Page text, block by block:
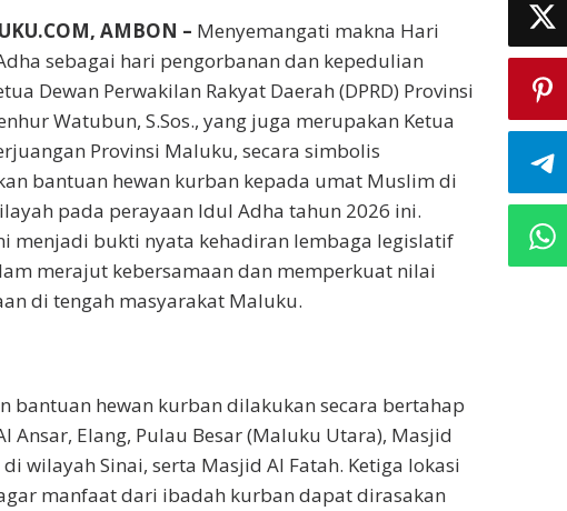
AMBON – Menyemangati makna Hari
sebagai hari pengorbanan dan kepedulian
Dewan Perwakilan Rakyat Daerah (DPRD) Provinsi
Watubun, S.Sos., yang juga merupakan Ketua
Provinsi Maluku, secara simbolis
bantuan hewan kurban kepada umat Muslim di
pada perayaan Idul Adha tahun 2026 ini.
menjadi bukti nyata kehadiran lembaga legislatif
merajut kebersamaan dan memperkuat nilai
di tengah masyarakat Maluku.
bantuan hewan kurban dilakukan secara bertahap
Ansar, Elang, Pulau Besar (Maluku Utara), Masjid
di wilayah Sinai, serta Masjid Al Fatah. Ketiga lokasi
manfaat dari ibadah kurban dapat dirasakan